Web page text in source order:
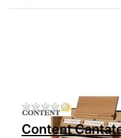
Zu diesem
Content